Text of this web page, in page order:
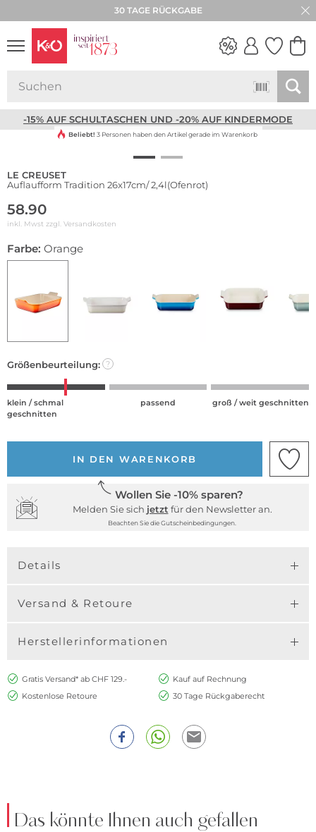
30 TAGE RÜCKGABE
-15% AUF SCHULTASCHEN UND -20% AUF KINDERMODE
Beliebt! 3 Personen haben den Artikel gerade im Warenkorb
LE CREUSET
Auflaufform Tradition 26x17cm/ 2,4l(Ofenrot)
58.90
inkl. Mwst zzgl. Versandkosten
Farbe: Orange
Größenbeurteilung: ?
klein / schmal
geschnitten
passend groß / weit geschnitten
IN DEN WARENKORB
Wollen Sie -10% sparen?
Melden Sie sich jetzt für den Newsletter an.
Beachten Sie die Gutscheinbedingungen.
Details
Versand & Retoure
Herstellerinformationen
Gratis Versand* ab CHF 129.-
Kauf auf Rechnung
Kostenlose Retoure
30 Tage Rückgaberecht
Das könnte Ihnen auch gefallen